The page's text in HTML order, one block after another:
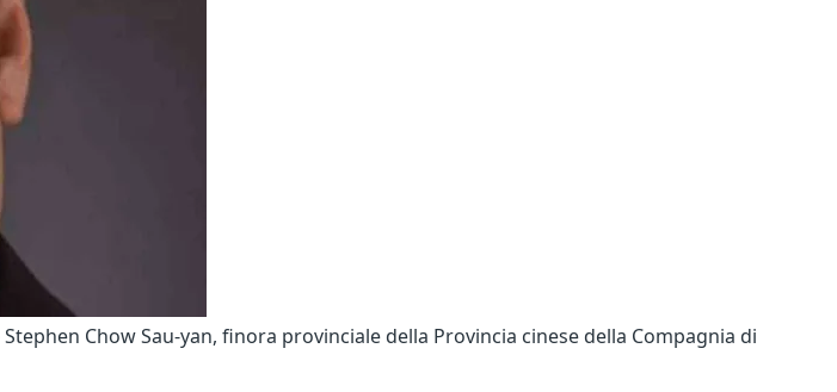
Chow Sau-yan, finora provinciale della Provincia cinese della Compagnia di